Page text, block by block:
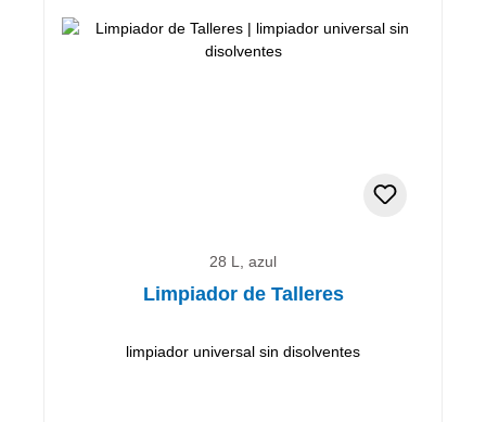
28 L, azul
Limpiador de Talleres
limpiador universal sin disolventes